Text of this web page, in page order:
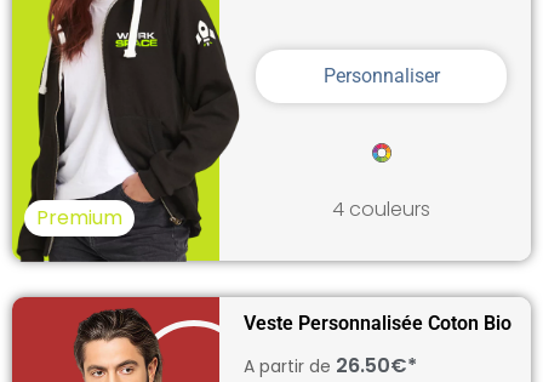
Premium
Personnaliser
4 couleurs
Veste Personnalisée Coton Bio
A partir de 26.50€*